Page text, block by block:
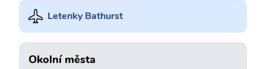
Letenky Bathurst
Okolní města